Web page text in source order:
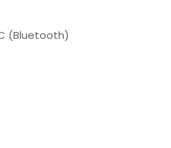
(Bluetooth)